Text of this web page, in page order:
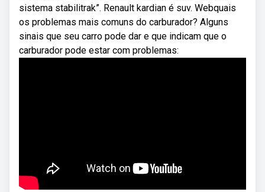
sistema stabilitrak”. Renault kardian é suv. Webquais
os problemas mais comuns do carburador? Alguns
sinais que seu carro pode dar e que indicam que o
carburador pode estar com problemas: